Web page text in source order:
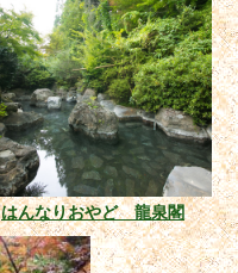
はんなりおやど 龍泉閣